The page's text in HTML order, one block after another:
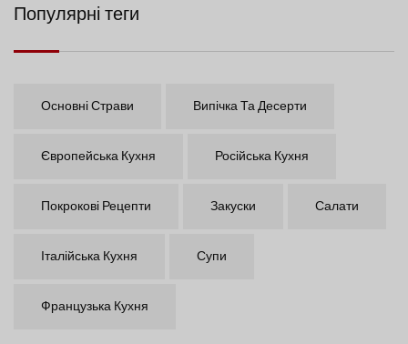
Популярні теги
Основні Страви Випічка Та Десерти
Європейська Кухня Російська Кухня
Покрокові Рецепти Закуски Салати
Італійська Кухня Супи
Французька Кухня